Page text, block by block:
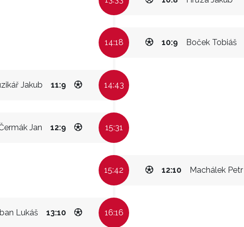
14:18 Boček Tobiáš
10:9
Jakub 11:9 14:43
Jan 12:9 15:31
15:42 Machálek Petr
12:10
Lukáš 13:10 16:16